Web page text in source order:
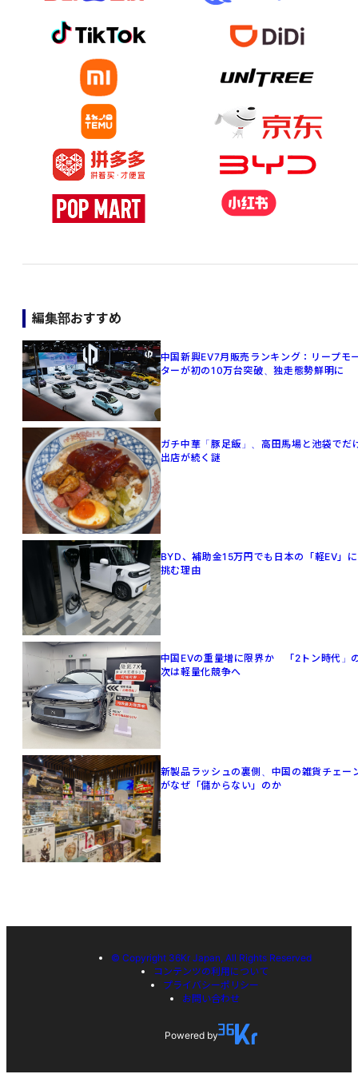
編集部おすすめ
中国新興EV7月販売ランキング：リープモ
ターが初の10万台突破、独走態勢鮮明に
ガチ中華「豚足飯」、高田馬場と池袋でだ
出店が続く謎
BYD、補助金15万円でも日本の「軽EV」に
挑む理由
中国EVの重量増に限界か 「2トン時代」
次は軽量化競争へ
新製品ラッシュの裏側、中国の雑貨チェー
がなぜ「儲からない」のか
© Copyright 36Kr Japan, All Rights Reserved
コンテンツの利用について
プライバシーポリシー
お問い合わせ
Powered by